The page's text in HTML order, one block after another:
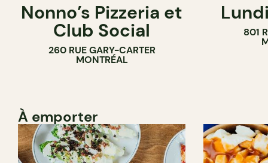
Nonno’s Pizzeria et
Club Social
260 RUE GARY-CARTER
MONTRÉAL
BAR À VIN
801
À emporter